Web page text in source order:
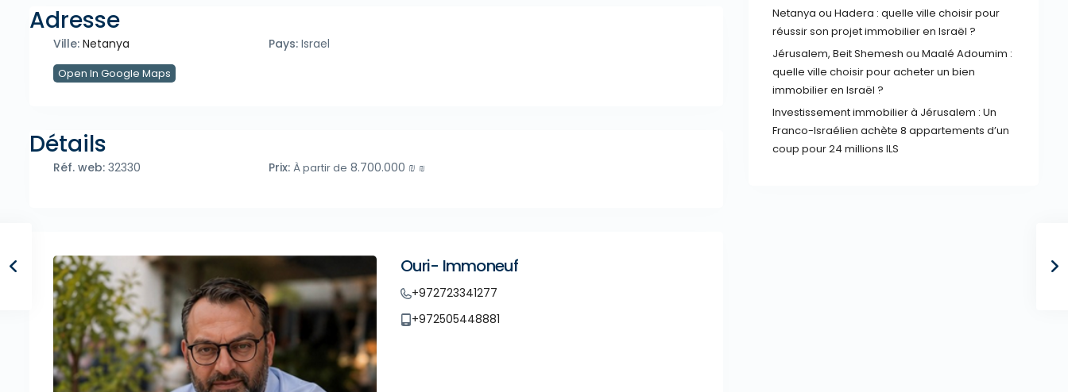
Adresse
Ville: Netanya Pays:Israel
Open In Google Maps
Détails
Réf. web: 32330 Prix: À partir de 8.700.000 ₪ ₪
Ouri- Immoneuf
+972723341277
+972505448881
Netanya ou Hadera : quelle ville choisir pour
réussir son projet immobilier en Israël ?
Jérusalem, Beit Shemesh ou Maalé Adoumim :
quelle ville choisir pour acheter un bien
immobilier en Israël ?
Investissement immobilier à Jérusalem : Un
Franco-Israélien achète 8 appartements d’un
coup pour 24 millions ILS